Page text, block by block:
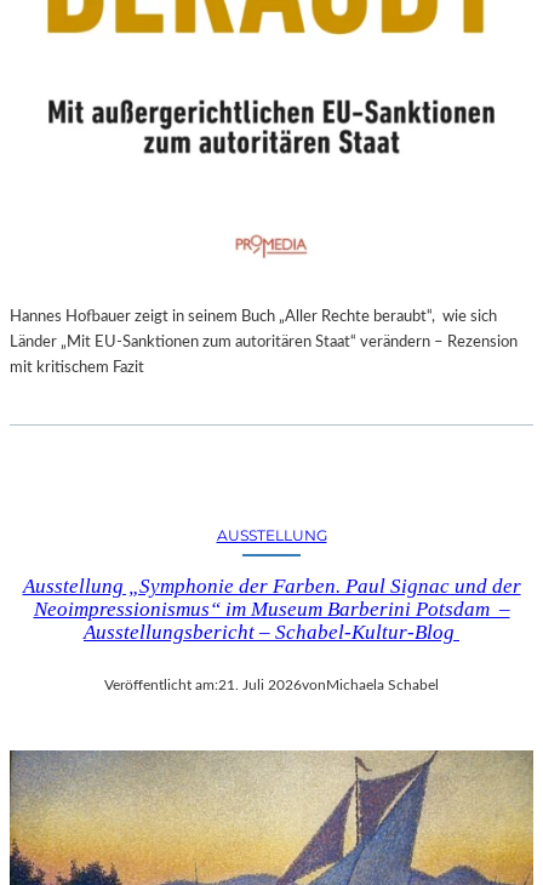
Hannes Hofbauer zeigt in seinem Buch „Aller Rechte beraubt“, wie sich
Länder „Mit EU-Sanktionen zum autoritären Staat“ verändern – Rezension
mit kritischem Fazit
AUSSTELLUNG
Ausstellung „Symphonie der Farben. Paul Signac und der
Neoimpressionismus“ im Museum Barberini Potsdam –
Ausstellungsbericht – Schabel-Kultur-Blog
Veröffentlicht am:21. Juli 2026vonMichaela Schabel